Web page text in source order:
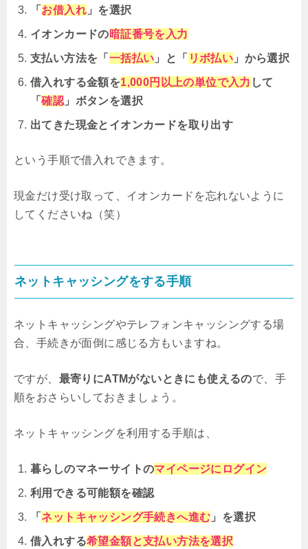
「 お借入れ 」を選択
イオンカードの暗証番号を入力
支払い方法を「 一括払い 」と「 リボ払い 」から選択
借入れする金額を1,000円以上の単位で入力 して
「確認 」ボタンを選択
出てきた現金とイオンカードを取り出す
という手順で借入れできます。
現金だけ受け取って、イオンカードを忘れないように
してくださいね（笑）
ネットキャッシングをする手順
ネットキャッシングやテレフォンキャッシングする場
合、手続きが面倒に感じる方もいますね。
ですが、 最寄りにATMがないときにも使えるので、手
順をおさらいしておきましょう。
ネットキャッシングを利用する手順は、
暮らしのマネーサイトのマイページにログイン
利用できる可能額を確認
「ネットキャッシング手続きへ進む 」を選択
借入れする希望金額と支払い方法を選択